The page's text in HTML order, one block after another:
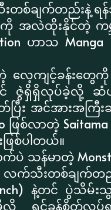
တစ်ချက်တည်းနဲ့ ရ
အလဲထိုးနိုင်တဲ့ ကမ္
ဟာသ Manga
လေ့ကျင့်ခန်းတွေ
ဇွဲရှိရှိလုပ်ခဲ့လို့ ဆံ
ပြီး အင်အားအကြီး
ဖြစ်လာတဲ့ Saitama
ြစ်ပါတယ်။
သန်မာတဲ့
လက်သီးတစ်ချက်တ
နဲ့တင် ပွဲသိမ်းသွ
ရင်ခုန်စိတ်လှုပ်ရှ